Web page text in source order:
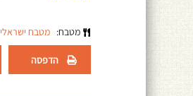
מטבח: מטבח ישראלי
הדפסה